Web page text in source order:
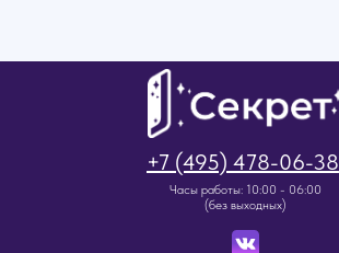
Часы работы: 10:00 - 06:00
(без выходных)
+7 (495) 478-06-38